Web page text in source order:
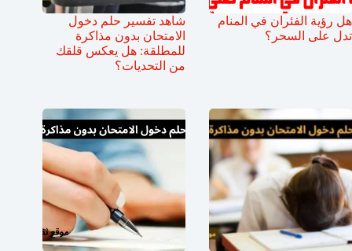
هل رؤية الفئران في المنام
تدل على السحر؟
شاهد تفسير حلم دخول
الامتحان بدون مذاكرة
للمطلقة: هل يعكس قلقك
من التحديات؟